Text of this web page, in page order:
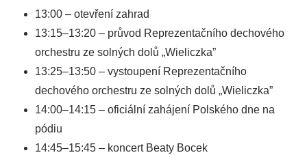
13:00 – otevření zahrad
13:15–13:20 – průvod Reprezentačního dechového
orchestru ze solných dolů „Wieliczka”
13:25–13:50 – vystoupení Reprezentačního
dechového orchestru ze solných dolů „Wieliczka”
14:00–14:15 – oficiální zahájení Polského dne na
pódiu
14:45–15:45 – koncert Beaty Bocek